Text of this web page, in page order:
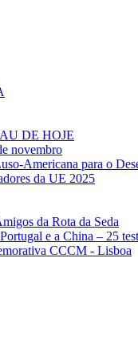
DE HOJE
novembro
Americana para o
da UE 2025
da Rota da Seda
e a China – 25
CCCM - Lisboa